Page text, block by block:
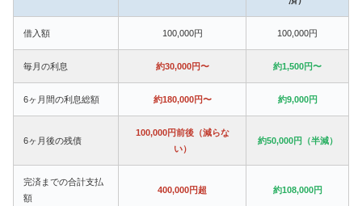
借入額 100,000円 100,000円
毎月の利息 約30,000円〜 約1,500円〜
6ヶ月間の利息総額 約180,000円〜 約9,000円
6ヶ月後の残債
100,000円前後（減らな
い）
約50,000円（半減）
完済までの合計支払
額
400,000円超 約108,000円